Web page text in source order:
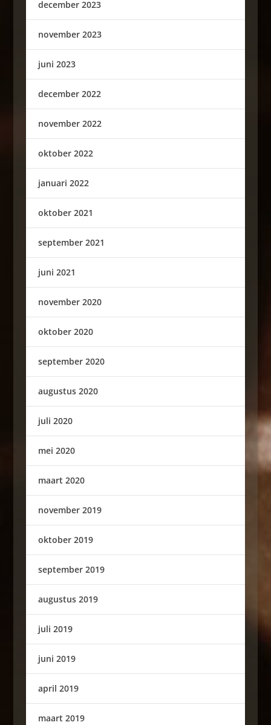
december 2023
november 2023
juni 2023
december 2022
november 2022
oktober 2022
januari 2022
oktober 2021
september 2021
juni 2021
november 2020
oktober 2020
september 2020
augustus 2020
juli 2020
mei 2020
maart 2020
november 2019
oktober 2019
september 2019
augustus 2019
juli 2019
juni 2019
april 2019
maart 2019